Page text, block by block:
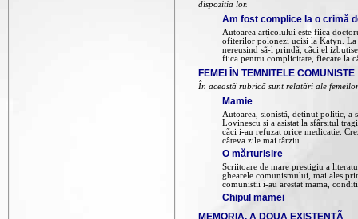
dispozitia lor.
Am fost complice la o crimă
Autoarea articolului este fiica
ofiterilor polonezi ucisi la Katyn. La
nereusind sã-l prindã, cãci el
fiica pentru complicitate, fiecare la
FEMEI ÎN TEMNITELE COMUNISTE
În aceastã rubricã sunt relatãri ale
Mamie
Autoarea, sionistã, detinut politic, a
Lovinescu si a asistat la sfârsitul
cãci i-au refuzat orice medicatie.
câteva zile mai târziu.
O mărturisire
Scriitoare de mare prestigiu a
ghearele comunismului, mai ales
comunistii i-au arestat mama,
Chipul mamei
MEMORIA, A DOUA EXISTENTÃ